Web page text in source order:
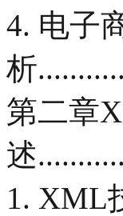
4. 电子
析
第二章
述
1. XML